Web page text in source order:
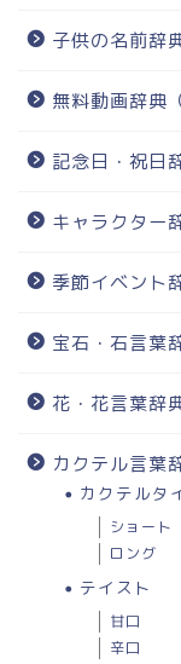
子供の名前辞
無料動画辞典
記念日・祝日
キャラクター
季節イベント
宝石・石言葉
花・花言葉辞
カクテル言葉
カクテルタ
ショート
ロング
テイスト
甘口
辛口